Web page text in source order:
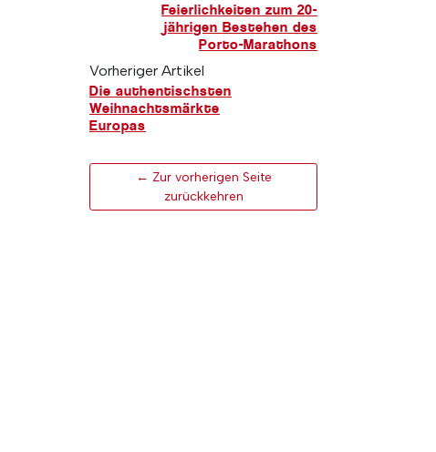
Feierlichkeiten zum 20-
jährigen Bestehen des
Porto-Marathons
Vorheriger Artikel
Die authentischsten
Weihnachtsmärkte
Europas
← Zur vorherigen Seite
zurückkehren